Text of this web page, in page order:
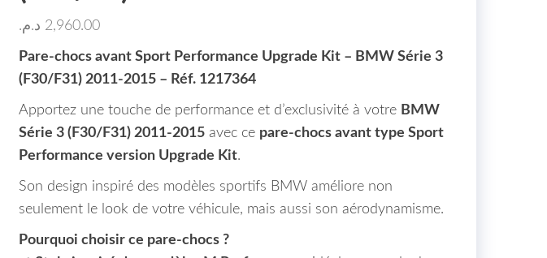
2,960.00 د.م.
Pare-chocs avant Sport Performance Upgrade Kit – BMW Série 3
(F30/F31) 2011-2015 – Réf. 1217364
Apportez une touche de performance et d’exclusivité à votre BMW
Série 3 (F30/F31) 2011-2015avec ce pare-chocs avant type Sport
Performance version Upgrade Kit.
Son design inspiré des modèles sportifs BMW améliore non
seulement le look de votre véhicule, mais aussi son aérodynamisme.
Pourquoi choisir ce pare-chocs ?